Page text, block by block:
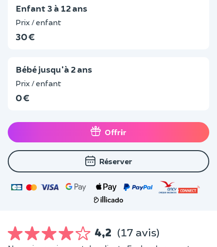
Enfant 3 à 12 ans
Prix / enfant
30 €
Bébé jusqu'à 2 ans
Prix / enfant
0 €
Offrir
Réserver
4,2 (17 avis)